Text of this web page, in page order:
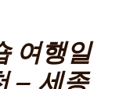
여행일
– 세종